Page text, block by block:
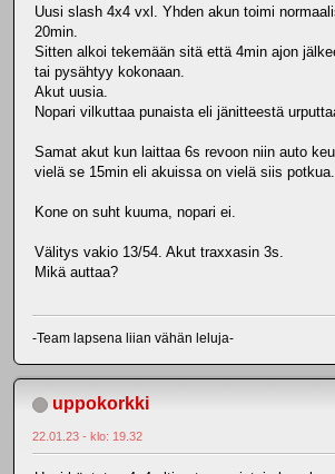
Uusi slash 4x4 vxl. Yhden akun toimi
20min.
Sitten alkoi tekemään sitä että 4min ajon
tai pysähtyy kokonaan.
Akut uusia.
Nopari vilkuttaa punaista eli jänitteestä
Samat akut kun laittaa 6s revoon niin auto
vielä se 15min eli akuissa on vielä siis potkua.
Kone on suht kuuma, nopari ei.
Välitys vakio 13/54. Akut traxxasin 3s.
Mikä auttaa?
-Team lapsena liian vähän leluja-
uppokorkki
22.01.23 - klo: 19.32